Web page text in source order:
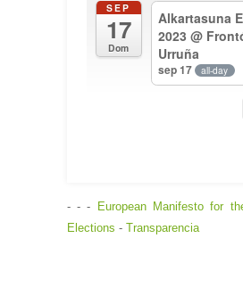
SEP
17
Dom
Alkartasuna
2023@
Urruña
sep 17 all-day
- - - European Manifesto for
Elections - Transparencia